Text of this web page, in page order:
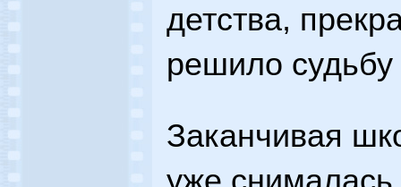
детства,
решило
Заканчивая